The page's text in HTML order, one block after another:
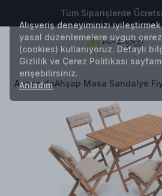
Alışveriş deneyiminizi
yasal düzenlemelere uygun
(cookies) kullanıyoruz. Detaylı
Gizlilik ve Çerez Politikası
erişebilirsiniz.
Anladım
Ücretsiz Kargo! 📦
AnasayfaAhşap Masa Sandalye